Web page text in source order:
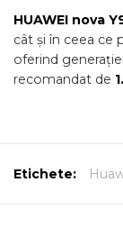
HUAWEI nova
cât și în ceea ce
oferind
recomandat de
Etichete: